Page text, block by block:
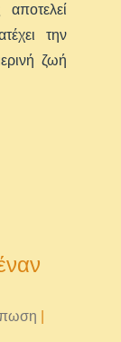
την
ζωή